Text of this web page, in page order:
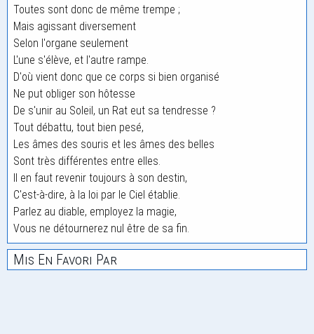
Toutes sont donc de même trempe ;
Mais agissant diversement
Selon l'organe seulement
L'une s'élève, et l'autre rampe.
D'où vient donc que ce corps si bien organisé
Ne put obliger son hôtesse
De s'unir au Soleil, un Rat eut sa tendresse ?
Tout débattu, tout bien pesé,
Les âmes des souris et les âmes des belles
Sont très différentes entre elles.
Il en faut revenir toujours à son destin,
C'est-à-dire, à la loi par le Ciel établie.
Parlez au diable, employez la magie,
Vous ne détournerez nul être de sa fin.
Mis En Favori Par